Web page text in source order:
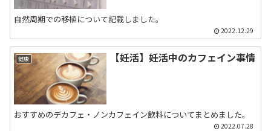
自然周期での移植について記載しました。
2022.12.29
健康 【妊活】妊活中のカフェイン事情
おすすめのデカフェ・ノンカフェイン飲料についてまとめました。
2022.07.28